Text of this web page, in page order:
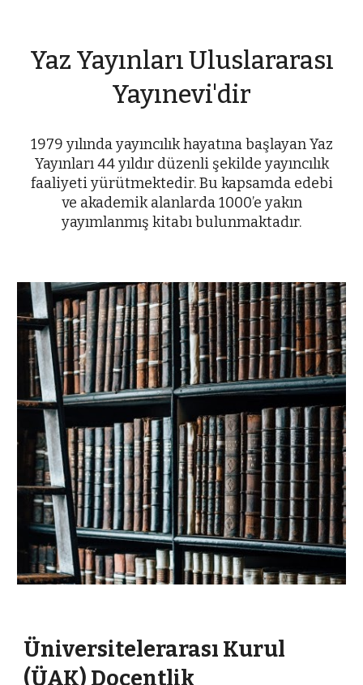
Yaz Yayınları Uluslararası
Yayınevi'dir
1979 yılında yayıncılık hayatına başlayan Yaz
Yayınları 44 yıldır düzenli şekilde yayıncılık
faaliyeti yürütmektedir. Bu kapsamda edebi
ve akademik alanlarda 1000’e yakın
yayımlanmış kitabı bulunmaktadır.
Üniversitelerarası Kurul
(ÜAK) Doçentlik